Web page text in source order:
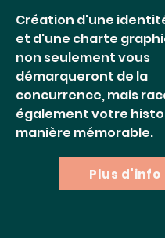
Création d'une
et d'une charte
non seulement vous
démarqueront de la
concurrence, mais
également votre
manière mémorable.
Plus d'info